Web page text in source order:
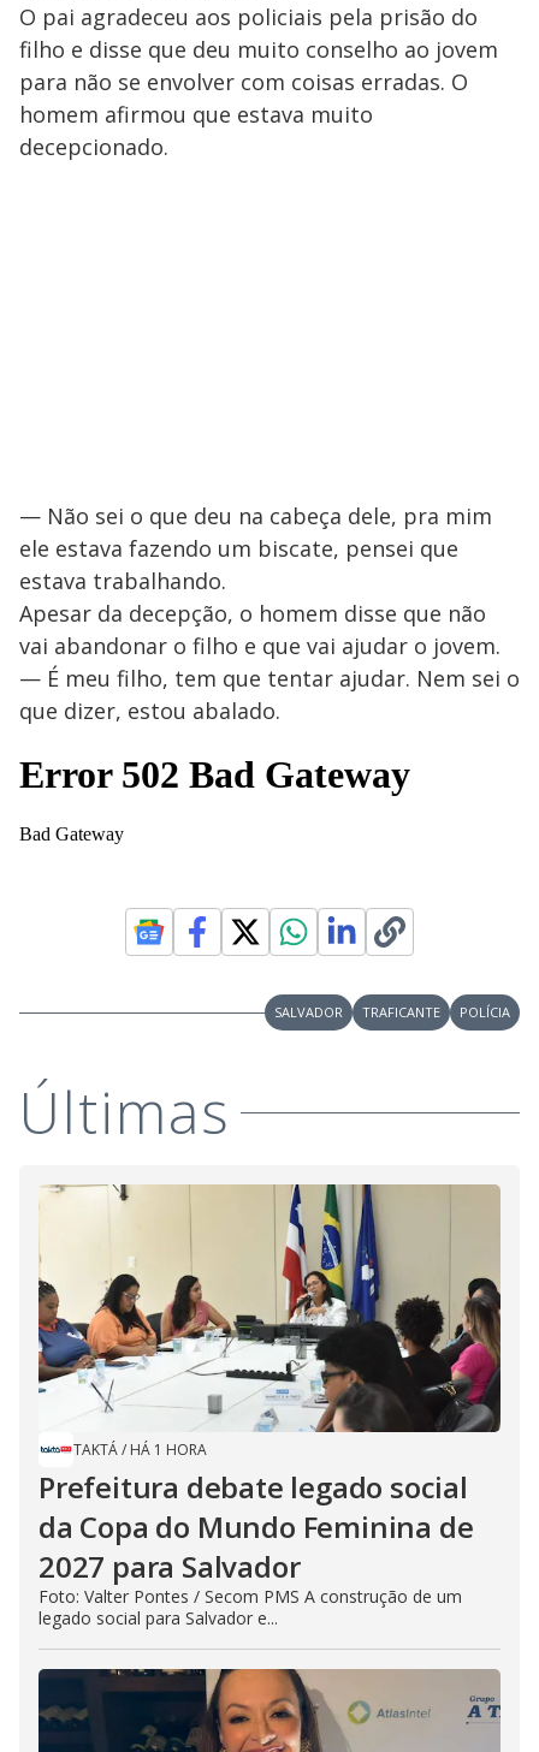
O pai agradeceu aos policiais pela prisão do
filho e disse que deu muito conselho ao jovem
para não se envolver com coisas erradas. O
homem afirmou que estava muito
decepcionado.
— Não sei o que deu na cabeça dele, pra mim
ele estava fazendo um biscate, pensei que
estava trabalhando.
Apesar da decepção, o homem disse que não
vai abandonar o filho e que vai ajudar o jovem.
— É meu filho, tem que tentar ajudar. Nem sei o
que dizer, estou abalado.
SALVADOR TRAFICANTE POLÍCIA
Últimas
TAKTÁ/ HÁ 1 HORA
Prefeitura debate legado social
da Copa do Mundo Feminina de
2027 para Salvador
Foto: Valter Pontes / Secom PMS A construção de um
legado social para Salvador e...